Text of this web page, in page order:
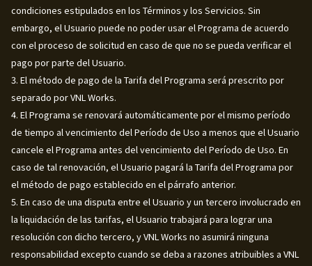
condiciones estipulados en los Términos y los Servicios. Sin
embargo, el Usuario puede no poder usar el Programa de acuerdo
con el proceso de solicitud en caso de que no se pueda verificar el
pago por parte del Usuario.
3. El método de pago de la Tarifa del Programa será prescrito por
separado por VNL Works.
4. El Programa se renovará automáticamente por el mismo período
de tiempo al vencimiento del Período de Uso a menos que el Usuario
cancele el Programa antes del vencimiento del Período de Uso. En
caso de tal renovación, el Usuario pagará la Tarifa del Programa por
el método de pago establecido en el párrafo anterior.
5. En caso de una disputa entre el Usuario y un tercero involucrado en
la liquidación de las tarifas, el Usuario trabajará para lograr una
resolución con dicho tercero, y VNL Works no asumirá ninguna
responsabilidad excepto cuando se deba a razones atribuibles a VNL